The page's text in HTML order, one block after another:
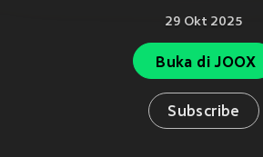
29 Okt 2025
Buka di JOOX
Subscribe